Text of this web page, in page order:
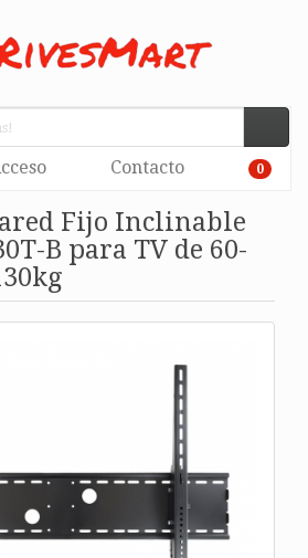
Contacto 0
Fijo Inclinable
B para TV de 60-